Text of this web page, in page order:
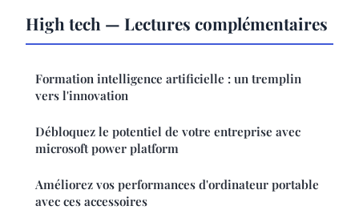
High tech — Lectures complémentaires
Formation intelligence artificielle : un tremplin
vers l'innovation
Débloquez le potentiel de votre entreprise avec
microsoft power platform
Améliorez vos performances d'ordinateur portable
avec ces accessoires